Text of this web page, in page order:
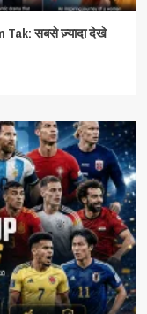
Tak: सबसे ज़्यादा देखे